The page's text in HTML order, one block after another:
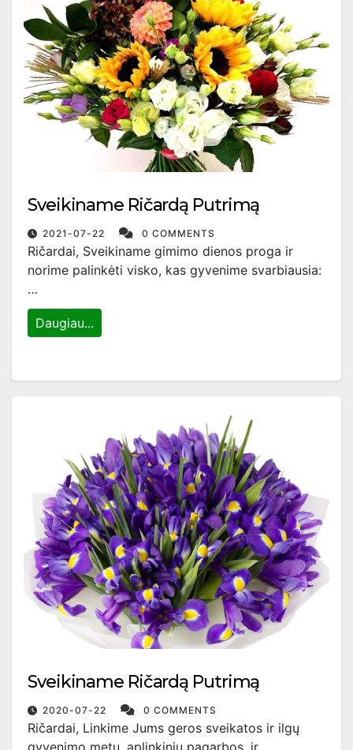
Sveikiname Ričardą Putrimą
2021-07-22 0 COMMENTS
Ričardai, Sveikiname gimimo dienos proga ir
norime palinkėti visko, kas gyvenime svarbiausia:
…
Daugiau...
Sveikiname Ričardą Putrimą
2020-07-22 0 COMMENTS
Ričardai, Linkime Jums geros sveikatos ir ilgų